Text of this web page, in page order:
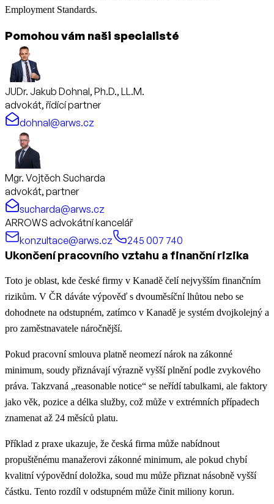
Employment Standards.
Pomohou vám naši specialisté
JUDr. Jakub Dohnal, Ph.D., LL.M.
advokát, řídící partner
dohnal@arws.cz
Mgr. Vojtěch Sucharda
advokát, partner
sucharda@arws.cz
ARROWS advokátní kancelář
konzultace@arws.cz
245 007 740
Ukončení pracovního vztahu a finanční rizika
Toto je oblast, kde české firmy v Kanadě čelí nejvyšším finančním
rizikům. V ČR dáváte výpověď s dvouměsíční lhůtou nebo se
dohodnete na odstupném, zatímco v Kanadě je systém dvojkolejný a
pro zaměstnavatele náročnější.
Pokud pracovní smlouva platně neomezí nárok na zákonné
minimum, soudy přiznávají výrazně vyšší plnění podle zvykového
práva. Takzvaná „reasonable notice“ se neřídí tabulkami, ale faktory
jako věk, pozice a délka služby, což může v extrémních případech
znamenat až 24 měsíců platu.
Příklad z praxe ukazuje, že česká firma může nabídnout
propuštěnému manažerovi zákonné minimum, ale pokud chybí
kvalitní výpovědní doložka, soud mu může přiznat násobně vyšší
částku. Tento rozdíl v odstupném může činit miliony korun.